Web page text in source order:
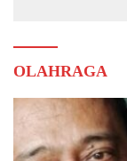
OLAHRAGA